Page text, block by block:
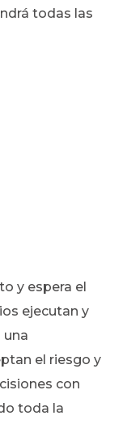
todas las
y espera el
ejecutan y
una
el riesgo y
con
toda la